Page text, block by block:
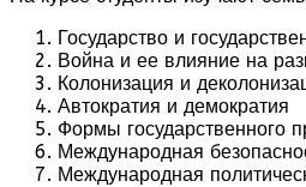
Государство и
Война и ее влияние на
Колонизация и
Автократия и демократия
Формы государственного
Международная
Международная